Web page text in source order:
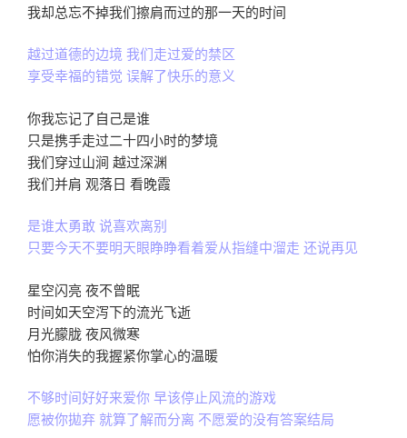
我却总忘不掉我们擦肩而过的那一天的时间
越过道德的边境 我们走过爱的禁区
享受幸福的错觉 误解了快乐的意义
你我忘记了自己是谁
只是携手走过二十四小时的梦境
我们穿过山涧 越过深渊
我们并肩 观落日 看晚霞
是谁太勇敢 说喜欢离别
只要今天不要明天眼睁睁看着爱从指缝中溜走 还说再见
星空闪亮 夜不曾眠
时间如天空泻下的流光飞逝
月光朦胧 夜风微寒
怕你消失的我握紧你掌心的温暖
不够时间好好来爱你 早该停止风流的游戏
愿被你拋弃 就算了解而分离 不愿爱的没有答案结局